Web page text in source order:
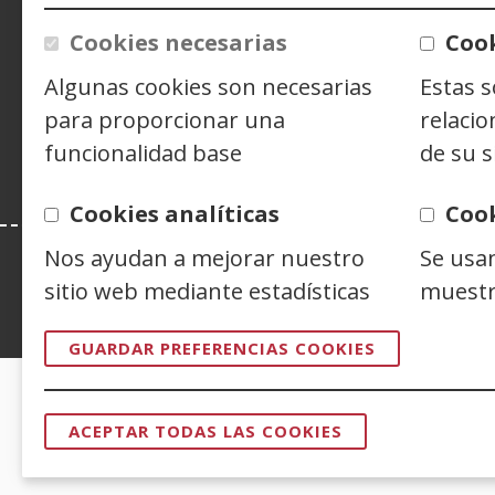
Cookies necesarias
Algunas cookies son necesarias
para proporcionar una
funcionalidad base
Estas
de su
Cookies analíticas
Nos ayudan a mejorar nuestro
sitio web mediante estadísticas
Se
GUARDAR PREFERENCIAS COOKIES
ACEPTAR TODAS LAS COOKIES
Siguenos en: Facebook
(Abre
Twitter
(Abre
nueva
ventana)
(Abre
en
Esta web se ajusta a lo establecido